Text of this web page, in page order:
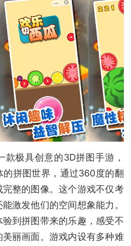
款极具创意的3D拼图手游，
的拼图世界，通过360度的翻
整的图像。这个游戏不仅考
激发他们的空间想象能力。
到拼图带来的乐趣，感受不
丽画面。游戏内设有多种难